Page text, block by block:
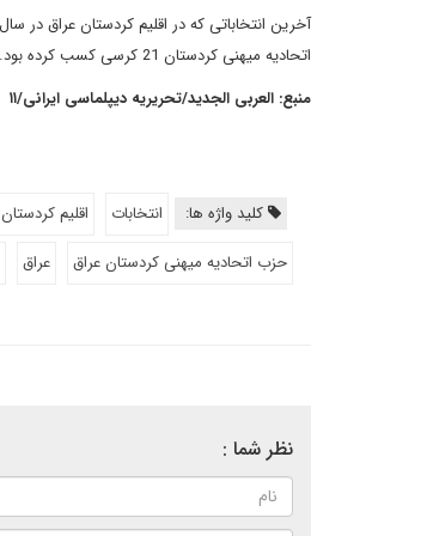
اتحادیه میهنی کردستان 21 کرسی کسب کرده بود.
منبع: العربی الجدید/تحریریه دیپلماسی ایرانی/۱۱
کلید واژه ها: انتخابات اقلیم کردستان
حزب اتحادیه میهنی کردستان عراق
عراق
نظر شما :